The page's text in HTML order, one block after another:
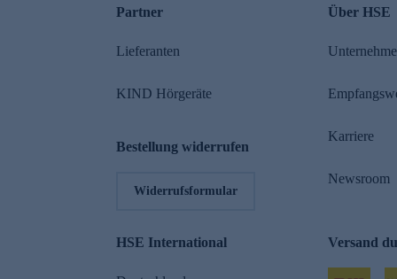
Partner
Lieferanten
KIND Hörgeräte
Bestellung widerrufen
Widerrufsformular
Über HSE
Karriere
Newsroom
HSE International Versand